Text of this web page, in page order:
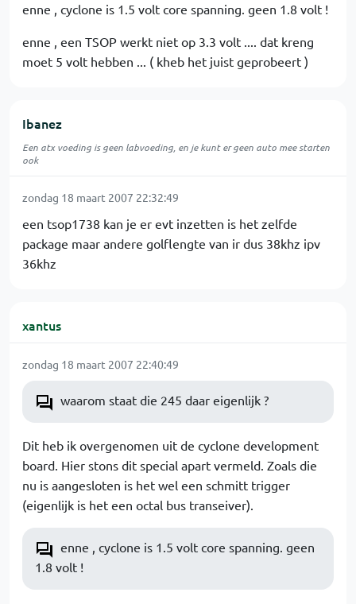
enne , cyclone is 1.5 volt core spanning. geen 1.8 volt !
enne , een TSOP werkt niet op 3.3 volt .... dat kreng
moet 5 volt hebben ... ( kheb het juist geprobeert )
Ibanez
Een atx voeding is geen labvoeding, en je kunt er geen auto mee starten
ook
zondag 18 maart 2007 22:32:49
een tsop1738 kan je er evt inzetten is het zelfde
package maar andere golflengte van ir dus 38khz ipv
36khz
xantus
zondag 18 maart 2007 22:40:49
waarom staat die 245 daar eigenlijk ?
Dit heb ik overgenomen uit de cyclone development
board. Hier stons dit special apart vermeld. Zoals die
nu is aangesloten is het wel een schmitt trigger
(eigenlijk is het een octal bus transeiver).
enne , cyclone is 1.5 volt core spanning. geen
1.8 volt !